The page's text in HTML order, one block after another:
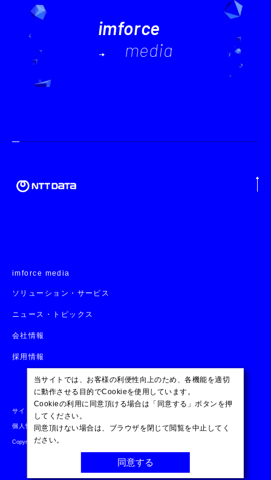
imforce
media
imforce media
ソリューション・サービス
ニュース・トピックス
会社情報
採用情報
サイトマップ
個人情報の取り扱い ISOへの取り組み セキュリティポリシー
Copyright © NTT DATA BUSINESS SYSTEMS Corporation
当サイトでは、お客様の利便性向上のため、各機能を適切
に動作させる目的でCookieを使用しています。
Cookieの利用に同意頂ける場合は「同意する」ボタンを押
してください。
同意頂けない場合は、ブラウザを閉じて閲覧を中止してく
ださい。
同意する